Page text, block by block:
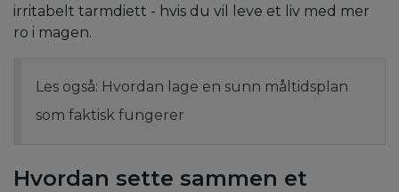
irritabelt tarmdiett - hvis du vil leve et liv med mer
ro i magen.
Les også: Hvordan lage en sunn måltidsplan
som faktisk fungerer
Hvordan sette sammen et